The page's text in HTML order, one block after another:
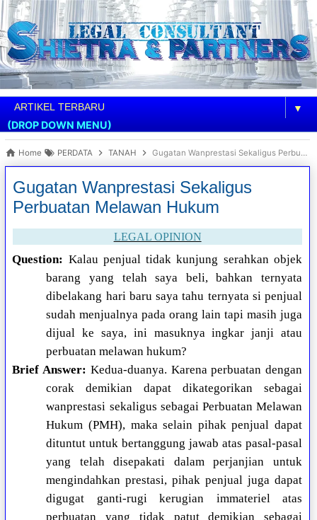
▼
(DROP DOWN MENU)
Home PERDATA TANAH Gugatan Wanprestasi Sekaligus Perbuatan Melawan Hukum
Gugatan Wanprestasi Sekaligus
Perbuatan Melawan Hukum
LEGAL OPINION
Question: Kalau penjual tidak kunjung serahkan objek
barang yang telah saya beli, bahkan ternyata
dibelakang hari baru saya tahu ternyata si penjual
sudah menjualnya pada orang lain tapi masih juga
dijual ke saya, ini masuknya ingkar janji atau
perbuatan melawan hukum?
Brief Answer: Kedua-duanya. Karena perbuatan dengan
corak demikian dapat dikategorikan sebagai
wanprestasi sekaligus sebagai Perbuatan Melawan
Hukum (PMH), maka selain pihak penjual dapat
dituntut untuk bertanggung jawab atas pasal-pasal
yang telah disepakati dalam perjanjian untuk
mengindahkan prestasi, pihak penjual juga dapat
digugat ganti-rugi kerugian immateriel atas
perbuatan yang tidak patut demikian sebagai